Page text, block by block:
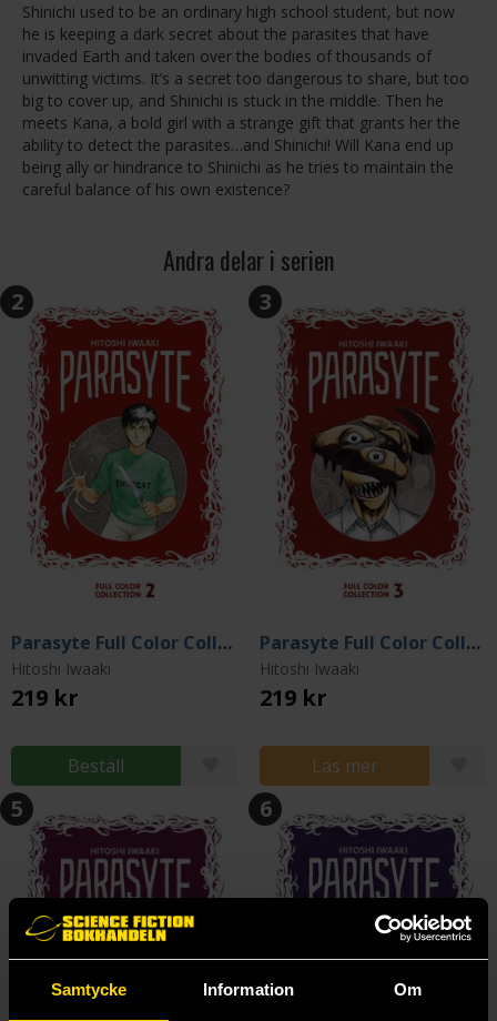
Samtycke Information Om
Shinichi used to be an ordinary high school student, but now
he is keeping a dark secret about the parasites that have
invaded Earth and taken over the bodies of thousands of
unwitting victims. It’s a secret too dangerous to share, but too
big to cover up, and Shinichi is stuck in the middle. Then he
meets Kana, a bold girl with a strange gift that grants her the
ability to detect the parasites…and Shinichi! Will Kana end up
being ally or hindrance to Shinichi as he tries to maintain the
careful balance of his own existence?
Andra delar i serien
2
Parasyte Full Color Collection 2
Hitoshi Iwaaki
219 kr
Beställ
3
Parasyte Full Color Collection 3
Hitoshi Iwaaki
219 kr
Läs mer
5 6